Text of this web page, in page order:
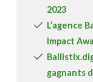
2023
L’agence
Impact
gagnants